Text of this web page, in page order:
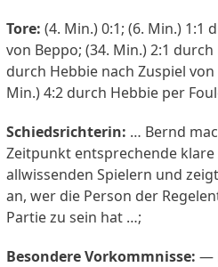
Tore: (4. Min.) 0:1; (6. Min.) 1:1
von Beppo; (34. Min.) 2:1 durch
durch Hebbie nach Zuspiel von
Min.) 4:2 durch Hebbie per
Schiedsrichterin: … Bernd
Zeitpunkt entsprechende
allwissenden Spielern und
an, wer die Person der
Partie zu sein hat …;
Besondere Vorkommnisse: —